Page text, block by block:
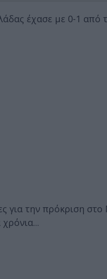
έχασε με 0-1 από
για την πρόκριση